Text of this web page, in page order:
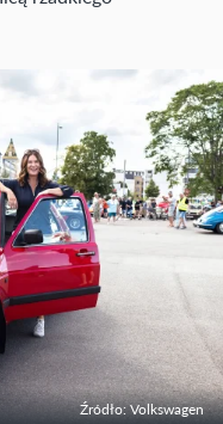
Źródło: Volkswagen